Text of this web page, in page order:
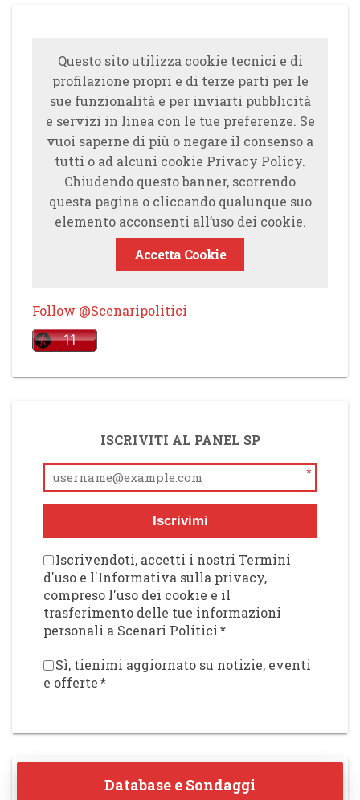
Questo sito utilizza cookie tecnici e di
profilazione propri e di terze parti per le
sue funzionalità e per inviarti pubblicità
e servizi in linea con le tue preferenze. Se
vuoi saperne di più o negare il consenso a
tutti o ad alcuni cookie Privacy Policy.
Chiudendo questo banner, scorrendo
questa pagina o cliccando qualunque suo
elemento acconsenti all’uso dei cookie.
Accetta Cookie
Follow @Scenaripolitici
ISCRIVITI AL PANEL SP
*
Iscrivimi
Iscrivendoti, accetti i nostri Termini
d'uso e l'Informativa sulla privacy,
compreso l'uso dei cookie e il
trasferimento delle tue informazioni
personali a Scenari Politici*
Sì, tienimi aggiornato su notizie, eventi
e offerte*
Database e Sondaggi